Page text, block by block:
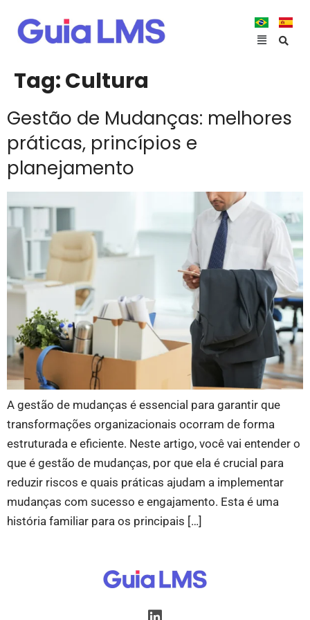
Tag:Cultura
Gestão de Mudanças: melhores
práticas, princípios e
planejamento
A gestão de mudanças é essencial para garantir que
transformações organizacionais ocorram de forma
estruturada e eficiente. Neste artigo, você vai entender o
que é gestão de mudanças, por que ela é crucial para
reduzir riscos e quais práticas ajudam a implementar
mudanças com sucesso e engajamento. Esta é uma
história familiar para os principais […]